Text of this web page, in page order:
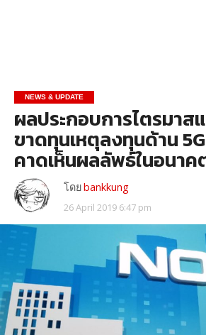
NEWS & UPDATE
ผลประกอบการไตรมาส
ขาดทุนเหตุลงทุนด้าน
คาดเห็นผลลัพธ์ในอนาค
โดยbankkung
26 April 2019 6:47 pm